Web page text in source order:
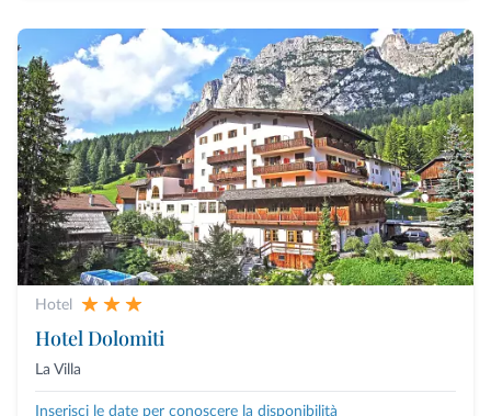
Hotel
Hotel Dolomiti
La Villa
Inserisci le date per conoscere la disponibilità